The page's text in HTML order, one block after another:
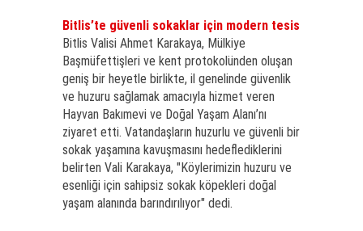
Bitlis’te güvenli sokaklar için modern tesis
Bitlis Valisi Ahmet Karakaya, Mülkiye
Başmüfettişleri ve kent protokolünden oluşan
geniş bir heyetle birlikte, il genelinde güvenlik
ve huzuru sağlamak amacıyla hizmet veren
Hayvan Bakımevi ve Doğal Yaşam Alanı’nı
ziyaret etti. Vatandaşların huzurlu ve güvenli bir
sokak yaşamına kavuşmasını hedeflediklerini
belirten Vali Karakaya, "Köylerimizin huzuru ve
esenliği için sahipsiz sokak köpekleri doğal
yaşam alanında barındırılıyor" dedi.